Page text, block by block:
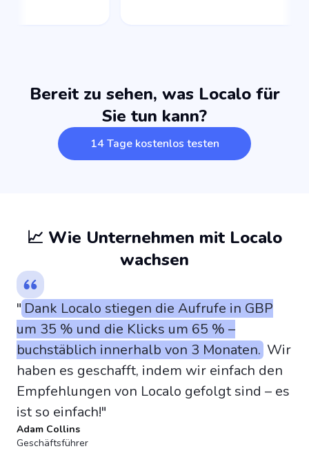
Bereit zu sehen, was Localo für
Sie tun kann?
14 Tage kostenlos testen
📈 Wie Unternehmen mit Localo
wachsen